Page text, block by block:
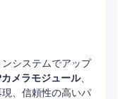
システムでアップ
メラモジュール、
、信頼性の高いパ